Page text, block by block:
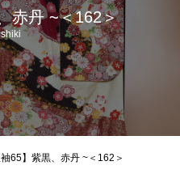
赤丹 ~＜162＞
袖65】紫黒、赤丹 ~＜162＞